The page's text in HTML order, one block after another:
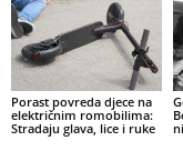
Porast povreda djece na
električnim romobilima:
Stradaju glava, lice i ruke